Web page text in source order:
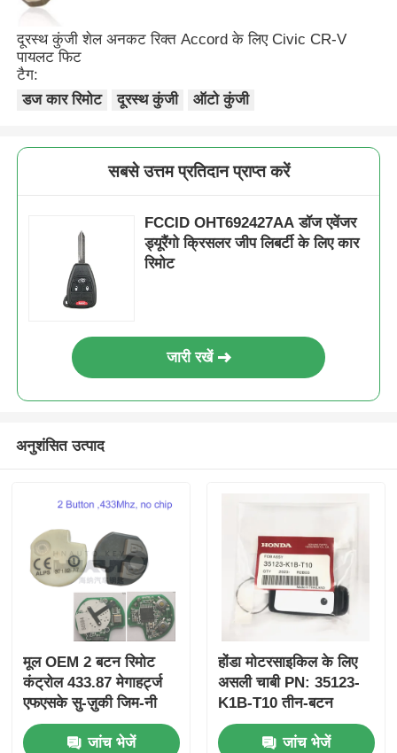
दूरस्थ कुंजी शेल अनकट रिक्त Accord के लिए Civic CR-V
पायलट फिट
टैग:
डज कार रिमोट
दूरस्थ कुंजी ऑटो कुंजी
सबसे उत्तम प्रतिदान प्राप्त करें
FCCID OHT692427AA डॉज एवेंजर
ड्यूरैंगो क्रिसलर जीप लिबर्टी के लिए कार
रिमोट
जारी रखें
अनुशंसित उत्पाद
मूल OEM 2 बटन रिमोट
कंट्रोल 433.87 मेगाहर्ट्ज
एफएसके सु-ज़ुकी जिम-नी
2005-2017 के लिए बिना
चिप 37182-ए 7 के लिए
जांच भेजें
होंडा मोटरसाइकिल के लिए
असली चाबी PN: 35123-
K1B-T10 तीन-बटन
FSK433.92MHz
ID47chip रिमोट कार की
जांच भेजें